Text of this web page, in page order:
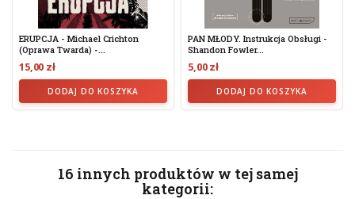
ERUPCJA - Michael Crichton
(oprawa Twarda) -...
15,00 zł
DODAJ DO KOSZYKA
PAN MŁODY. Instrukcja Obsługi -
Shandon Fowler...
5,00 zł
DODAJ DO KOSZYKA
16 innych produktów w tej samej
kategorii: